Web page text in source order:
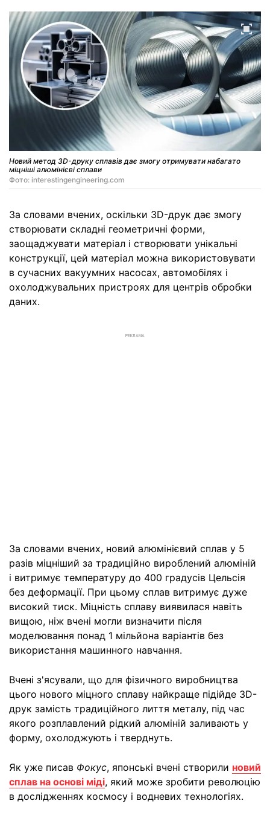
Новий метод 3D-друку сплавів дає змогу отримувати набагато
міцніші алюмінієві сплави
Фото: interestingengineering.com
За словами вчених, оскільки 3D-друк дає змогу
створювати складні геометричні форми,
заощаджувати матеріал і створювати унікальні
конструкції, цей матеріал можна використовувати
в сучасних вакуумних насосах, автомобілях і
охолоджувальних пристроях для центрів обробки
даних.
РЕКЛАМА
За словами вчених, новий алюмінієвий сплав у 5
разів міцніший за традиційно вироблений алюміній
і витримує температуру до 400 градусів Цельсія
без деформації. При цьому сплав витримує дуже
високий тиск. Міцність сплаву виявилася навіть
вищою, ніж вчені могли визначити після
моделювання понад 1 мільйона варіантів без
використання машинного навчання.
Вчені з'ясували, що для фізичного виробництва
цього нового міцного сплаву найкраще підійде 3D-
друк замість традиційного лиття металу, під час
якого розплавлений рідкий алюміній заливають у
форму, охолоджують і тверднуть.
Як уже писав Фокус, японські вчені створили новий
сплав на основі міді, який може зробити революцію
в дослідженнях космосу і водневих технологіях.